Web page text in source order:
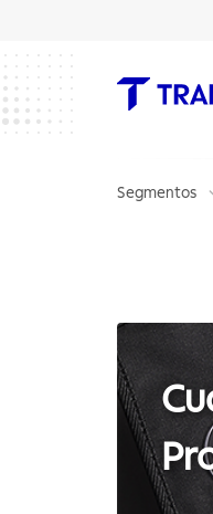
Segmentos